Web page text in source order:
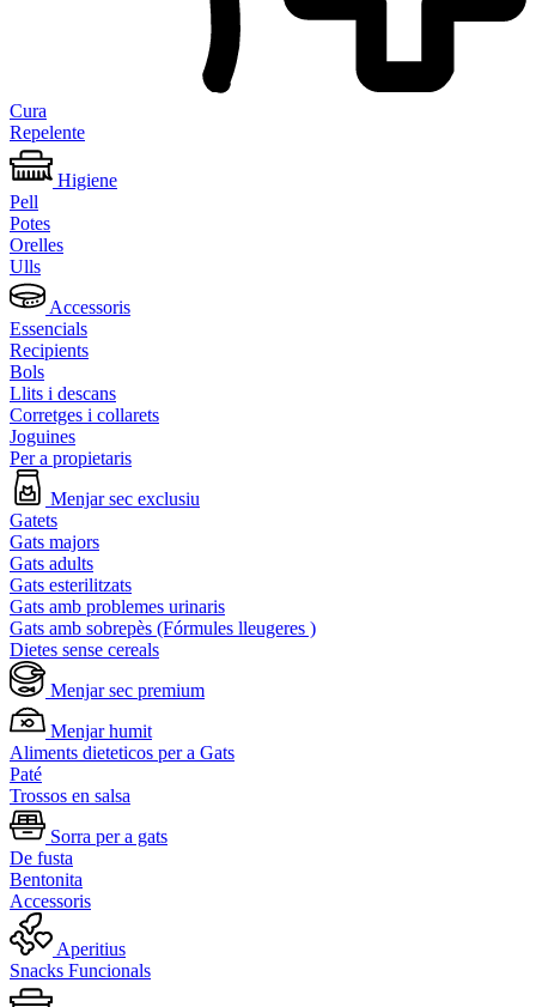
Cura
Repelente
Higiene
Pell
Potes
Orelles
Ulls
Accessoris
Essencials
Recipients
Bols
Llits i descans
Corretges i collarets
Joguines
Per a propietaris
Menjar sec exclusiu
Gatets
Gats majors
Gats adults
Gats esterilitzats
Gats amb problemes urinaris
Gats amb sobrepès (Fórmules lleugeres )
Dietes sense cereals
Menjar sec premium
Menjar humit
Aliments dieteticos per a Gats
Paté
Trossos en salsa
Sorra per a gats
De fusta
Bentonita
Accessoris
Aperitius
Snacks Funcionals